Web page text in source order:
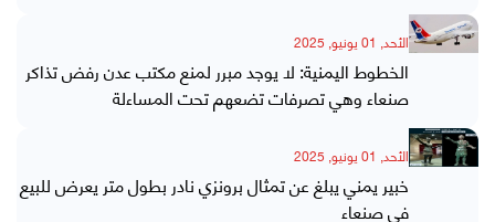
الأحد, 01 يونيو, 2025
الخطوط اليمنية: لا يوجد مبرر لمنع مكتب عدن رفض تذاكر
صنعاء وهي تصرفات تضعهم تحت المساءلة
الأحد, 01 يونيو, 2025
خبير يمني يبلغ عن تمثال برونزي نادر بطول متر يعرض للبيع
في صنعاء